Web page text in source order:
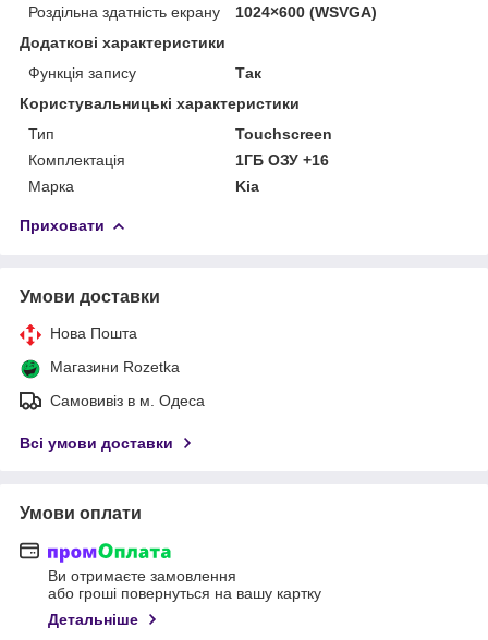
Роздільна здатність екрану
1024×600 (WSVGA)
Додаткові характеристики
Функція запису
Так
Користувальницькі характеристики
Тип
Touchscreen
Комплектація
1ГБ ОЗУ +16
Марка
Kia
Приховати
Умови доставки
Нова Пошта
Магазини Rozetka
Самовивіз в м. Одеса
Всі умови доставки
Умови оплати
Ви отримаєте замовлення
або гроші повернуться на вашу картку
Детальніше